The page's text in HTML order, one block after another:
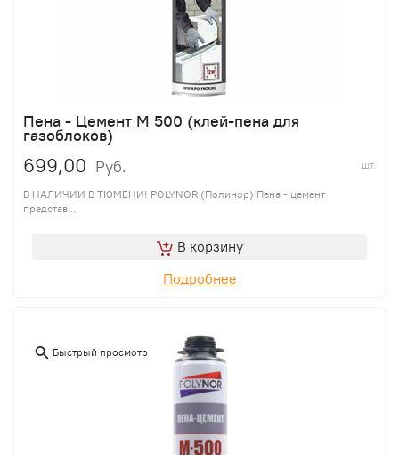
Пена - Цемент М 500 (клей-пена для
газоблоков)
699,00 Руб. шт.
В НАЛИЧИИ В ТЮМЕНИ! POLYNOR (Полинор) Пена - цемент
представ...
В корзину
Подробнее
Быстрый просмотр